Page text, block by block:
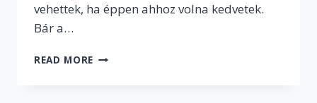
vehettek, ha éppen ahhoz volna kedvetek.
Bár a…
READ MORE AKI